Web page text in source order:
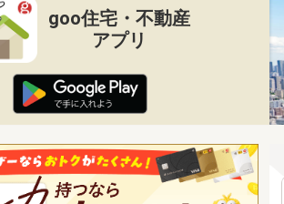
goo住宅・不動産
アプリ